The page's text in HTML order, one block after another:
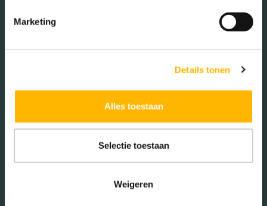
Marketing
Details tonen
Alles toestaan
Selectie toestaan
Weigeren
Koop (51.52%)
Huur (48.48%)